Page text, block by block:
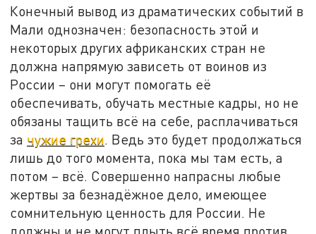
Конечный вывод из драматических событий в
Мали однозначен: безопасность этой и
некоторых других африканских стран не
должна напрямую зависеть от воинов из
России – они могут помогать её
обеспечивать, обучать местные кадры, но не
обязаны тащить всё на себе, расплачиваться
за чужие грехи. Ведь это будет продолжаться
лишь до того момента, пока мы там есть, а
потом – всё. Совершенно напрасны любые
жертвы за безнадёжное дело, имеющее
сомнительную ценность для России. Не